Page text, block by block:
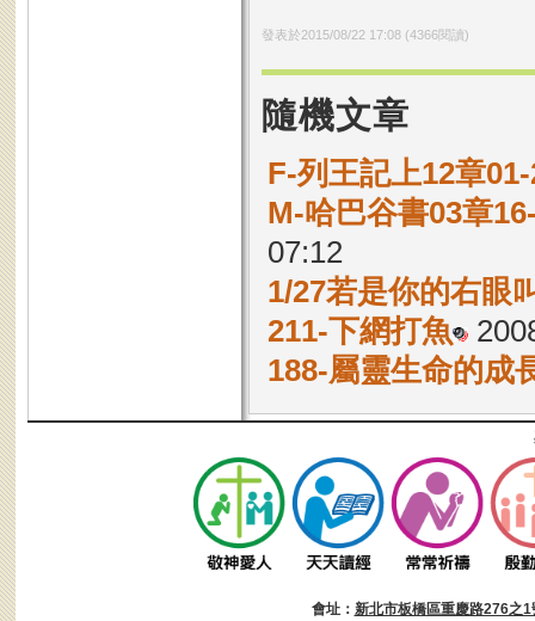
發表於2015/08/22 17:08(4366閱讀)
隨機文章
F-列王記上12章
M-哈巴谷書03章
07:12
1/27若是你的右眼
211-下網打魚
188-屬靈生命的成
會址： 新北市板橋區重慶路276之1